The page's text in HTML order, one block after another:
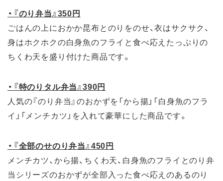
・『のり弁当』350円
ごはんの上におかか昆布とのりをのせ、衣はサクサク、
身はホクホクの白身魚のフライと食べ応えたっぷりの
ちくわ天を盛り付けた商品です。
・『特のりタル弁当』390円
人気の『のり弁当』のおかずを「から揚」「白身魚のフラ
イ」「メンチカツ」を入れて豪華にした商品です。
・『全部のせのり弁当』450円
メンチカツ、から揚、ちくわ天、白身魚のフライとのり弁
当シリーズのおかずが全部入った食べ応えのあるのり